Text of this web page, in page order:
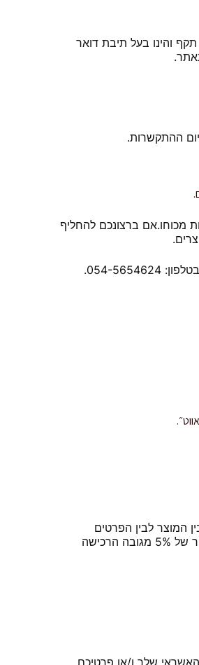
ישראלי תקף והינו בעל תיבת דואר
תקנון האתר ובכפוף ובהתאם להוראות חוק הגנת הצרכן התשמ"א 1981 ולרבות התקנות מכוחו.אם ברצונכם להחליף
• הלקוח רשאי לבטל עסקה באחת הדרכים שלהלן: בטלפון; בדואר רשום לכתובת: דרור 4, כפר ורדים; בדואר אלקטרוני: tatubola.ftv@gmail.co.il; בטלפון: 054-5654624.
המוצר לבין הפרטים
שנמסרו לך, או במקרה של אספקת מוצר שגוי, או במידה והחברה הפרה את ההסכם, רשאית החברה לגבות ממך דמי ביטול חד פעמיים בשיעור של 5% מגובה הרכישה
שלך ו/או פרטיכם